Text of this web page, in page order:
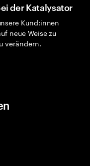
der Katalysator
Kund:innen
neue Weise zu
verändern.